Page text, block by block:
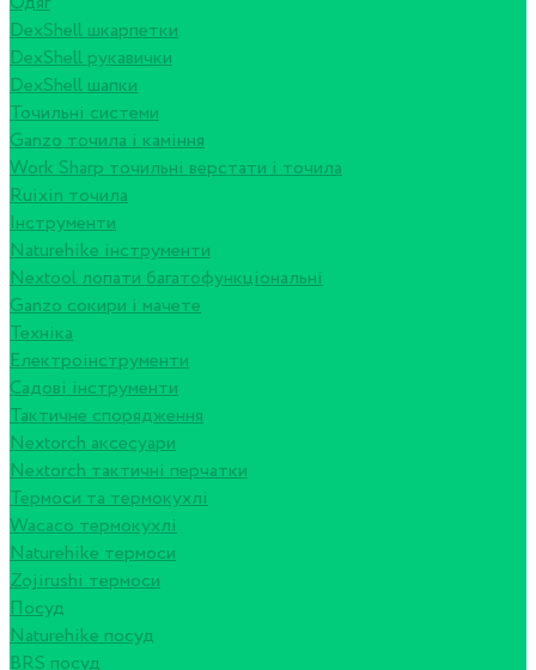
DexShell шкарпетки
DexShell рукавички
DexShell шапки
Точильні системи
Ganzo точила і каміння
Work Sharp точильні верстати і точила
Ruixin точила
Інструменти
Naturehike інструменти
Nextool лопати багатофункціональні
Ganzo сокири і мачете
Техніка
Електроінструменти
Садові інструменти
Тактичне спорядження
Nextorch аксесуари
Nextorch тактичні перчатки
Термоси та термокухлі
Wacaco термокухлі
Naturehike термоси
Zojirushi термоси
Посуд
Naturehike посуд
BRS посуд